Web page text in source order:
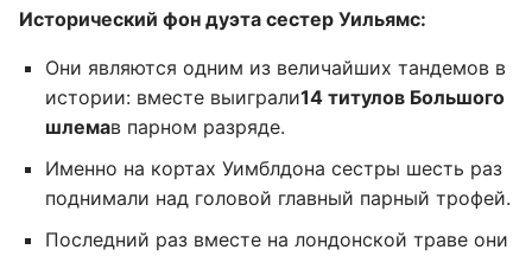
Исторический фон дуэта сестер Уильямс:
Они являются одним из величайших тандемов в
истории: вместе выиграли14 титулов Большого
шлемав парном разряде.
Именно на кортах Уимблдона сестры шесть раз
поднимали над головой главный парный трофей.
Последний раз вместе на лондонской траве они